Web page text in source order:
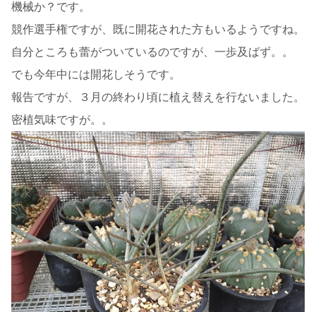
機械か？です。
競作選手権ですが、既に開花された方もいるようですね。
自分ところも蕾がついているのですが、一歩及ばず。。
でも今年中には開花しそうです。
報告ですが、３月の終わり頃に植え替えを行ないました。
密植気味ですが。。